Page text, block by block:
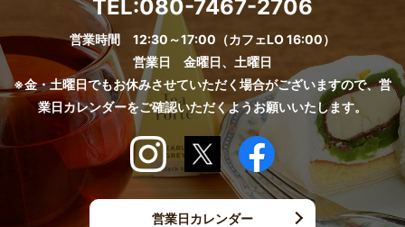
TEL:080-7467-2706
営業時間 12:30～17:00（カフェLO 16:00）
営業日 金曜日、土曜日
※金・土曜日でもお休みさせていただく場合がございますので、営
業日カレンダーをご確認いただくようお願いいたします。
営業日カレンダー